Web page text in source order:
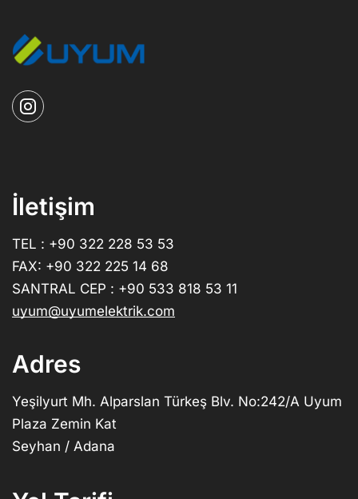
İletişim
TEL : +90 322 228 53 53
FAX: +90 322 225 14 68
SANTRAL CEP : +90 533 818 53 11
uyum@uyumelektrik.com
Adres
Yeşilyurt Mh. Alparslan Türkeş Blv. No:242/A Uyum
Plaza Zemin Kat
Seyhan / Adana